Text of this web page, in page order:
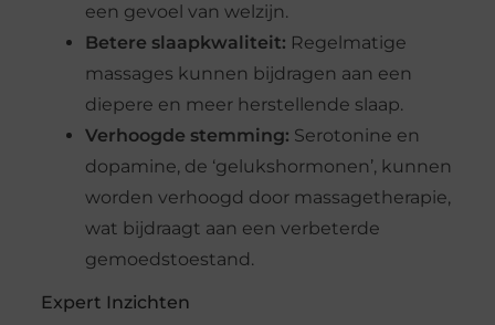
een gevoel van welzijn.
Betere slaapkwaliteit: Regelmatige
massages kunnen bijdragen aan een
diepere en meer herstellende slaap.
Verhoogde stemming: Serotonine en
dopamine, de ‘gelukshormonen’, kunnen
worden verhoogd door massagetherapie,
wat bijdraagt aan een verbeterde
gemoedstoestand.
Expert Inzichten